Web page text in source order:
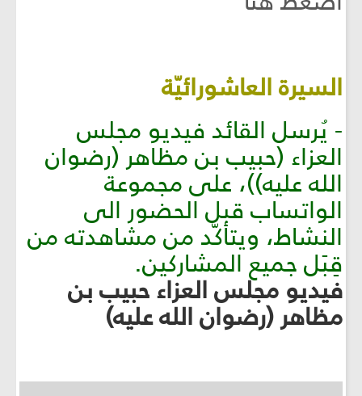
السيرة العاشورائيّة
- يُرسل القائد فيديو مجلس
العزاء (حبيب بن مظاهر (رضوان
الله عليه))، على مجموعة
الواتساب قبل الحضور الى
النشاط، ويتأكّد من مشاهدته من
قِبَل جميع المشاركين.
فيديو مجلس العزاء حبيب بن
مظاهر (رضوان الله عليه)